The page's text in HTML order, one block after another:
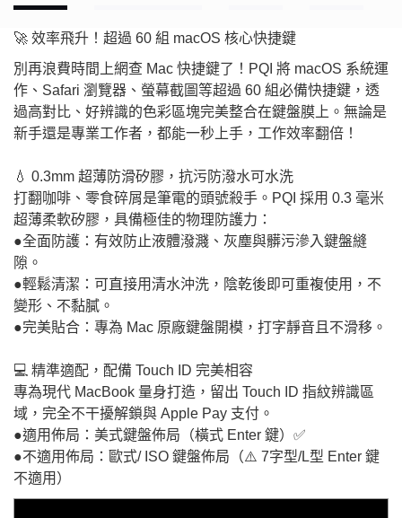
🚀 效率飛升！超過 60 組 macOS 核心快捷鍵
別再浪費時間上網查 Mac 快捷鍵了！PQI 將 macOS 系統運
作、Safari 瀏覽器、螢幕截圖等超過 60 組必備快捷鍵，透
過高對比、好辨識的色彩區塊完美整合在鍵盤膜上。無論是
新手還是專業工作者，都能一秒上手，工作效率翻倍！
💧 0.3mm 超薄防滑矽膠，抗污防潑水可水洗
打翻咖啡、零食碎屑是筆電的頭號殺手。PQI 採用 0.3 毫米
超薄柔軟矽膠，具備極佳的物理防護力：
●全面防護：有效防止液體潑濺、灰塵與髒污滲入鍵盤縫
隙。
●輕鬆清潔：可直接用清水沖洗，陰乾後即可重複使用，不
變形、不黏膩。
●完美貼合：專為 Mac 原廠鍵盤開模，打字靜音且不滑移。
💻 精準適配，配備 Touch ID 完美相容
專為現代 MacBook 量身打造，留出 Touch ID 指紋辨識區
域，完全不干擾解鎖與 Apple Pay 支付。
●適用佈局：美式鍵盤佈局（橫式 Enter 鍵）✅
●不適用佈局：歐式/ ISO 鍵盤佈局（⚠️ 7字型/L型 Enter 鍵
不適用）